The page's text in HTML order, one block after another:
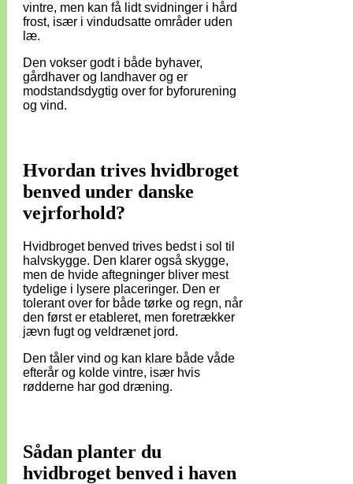
vintre, men kan få lidt svidninger i hård
frost, især i vindudsatte områder uden
læ.
Den vokser godt i både byhaver,
gårdhaver og landhaver og er
modstandsdygtig over for byforurening
og vind.
Hvordan trives hvidbroget
benved under danske
vejrforhold?
Hvidbroget benved trives bedst i sol til
halvskygge. Den klarer også skygge,
men de hvide aftegninger bliver mest
tydelige i lysere placeringer. Den er
tolerant over for både tørke og regn, når
den først er etableret, men foretrækker
jævn fugt og veldrænet jord.
Den tåler vind og kan klare både våde
efterår og kolde vintre, især hvis
rødderne har god dræning.
Sådan planter du
hvidbroget benved i haven